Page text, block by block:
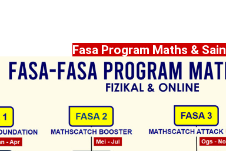
Fasa Program Maths &